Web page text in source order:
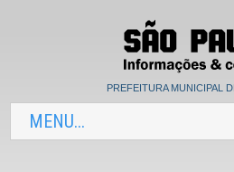
PREFEITURA MUNICIPAL
MENU...